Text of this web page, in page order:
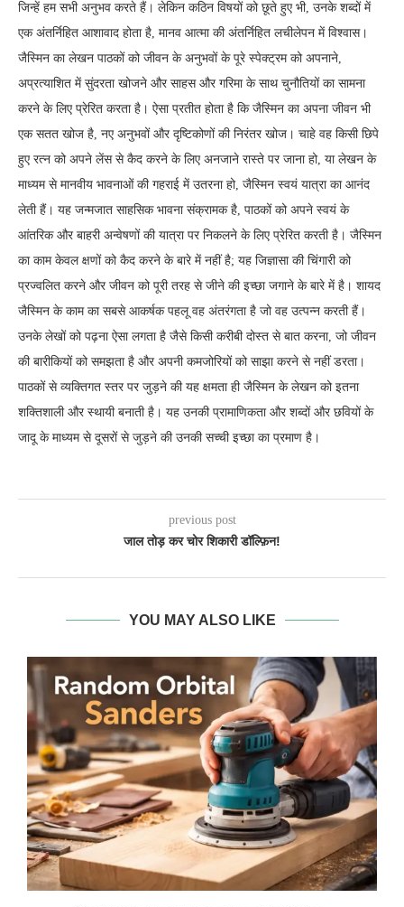
जिन्हें हम सभी अनुभव करते हैं। लेकिन कठिन विषयों को छूते हुए भी, उनके शब्दों में
एक अंतर्निहित आशावाद होता है, मानव आत्मा की अंतर्निहित लचीलेपन में विश्वास।
जैस्मिन का लेखन पाठकों को जीवन के अनुभवों के पूरे स्पेक्ट्रम को अपनाने,
अप्रत्याशित में सुंदरता खोजने और साहस और गरिमा के साथ चुनौतियों का सामना
करने के लिए प्रेरित करता है। ऐसा प्रतीत होता है कि जैस्मिन का अपना जीवन भी
एक सतत खोज है, नए अनुभवों और दृष्टिकोणों की निरंतर खोज। चाहे वह किसी छिपे
हुए रत्न को अपने लेंस से कैद करने के लिए अनजाने रास्ते पर जाना हो, या लेखन के
माध्यम से मानवीय भावनाओं की गहराई में उतरना हो, जैस्मिन स्वयं यात्रा का आनंद
लेती हैं। यह जन्मजात साहसिक भावना संक्रामक है, पाठकों को अपने स्वयं के
आंतरिक और बाहरी अन्वेषणों की यात्रा पर निकलने के लिए प्रेरित करती है। जैस्मिन
का काम केवल क्षणों को कैद करने के बारे में नहीं है; यह जिज्ञासा की चिंगारी को
प्रज्वलित करने और जीवन को पूरी तरह से जीने की इच्छा जगाने के बारे में है। शायद
जैस्मिन के काम का सबसे आकर्षक पहलू वह अंतरंगता है जो वह उत्पन्न करती हैं।
उनके लेखों को पढ़ना ऐसा लगता है जैसे किसी करीबी दोस्त से बात करना, जो जीवन
की बारीकियों को समझता है और अपनी कमजोरियों को साझा करने से नहीं डरता।
पाठकों से व्यक्तिगत स्तर पर जुड़ने की यह क्षमता ही जैस्मिन के लेखन को इतना
शक्तिशाली और स्थायी बनाती है। यह उनकी प्रामाणिकता और शब्दों और छवियों के
जादू के माध्यम से दूसरों से जुड़ने की उनकी सच्ची इच्छा का प्रमाण है।
previous post
जाल तोड़ कर चोर शिकारी डॉल्फ़िन!
YOU MAY ALSO LIKE